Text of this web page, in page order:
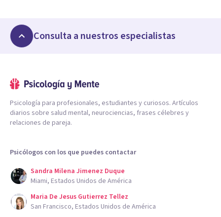
Consulta a nuestros especialistas
Psicología para profesionales, estudiantes y curiosos. Artículos
diarios sobre salud mental, neurociencias, frases célebres y
relaciones de pareja.
Psicólogos con los que puedes contactar
Sandra Milena Jimenez Duque
Miami, Estados Unidos de América
Maria De Jesus Gutierrez Tellez
San Francisco, Estados Unidos de América